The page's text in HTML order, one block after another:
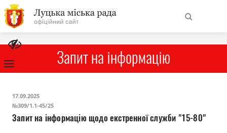
На
головну
Міська влада
Запит на інформацію
17.09.2025
№309/1.1-45/25
Запит на інформацію щодо екстренної служби "15-80"